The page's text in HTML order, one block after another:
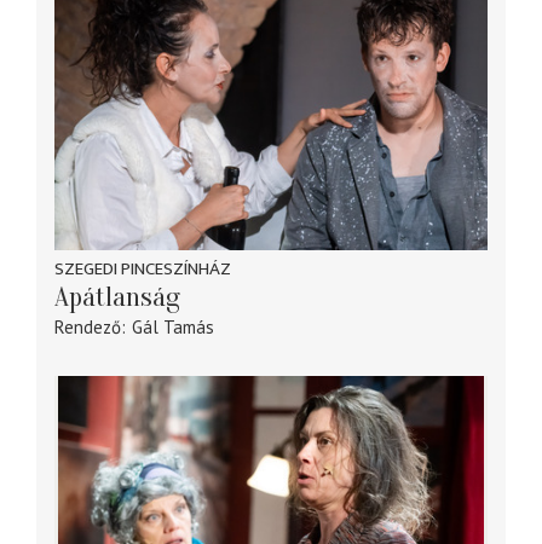
SZEGEDI PINCESZÍNHÁZ
Apátlanság
Rendező Gál Tamás